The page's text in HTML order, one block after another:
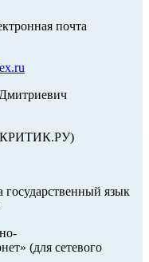
почта
язык
(для сетевого